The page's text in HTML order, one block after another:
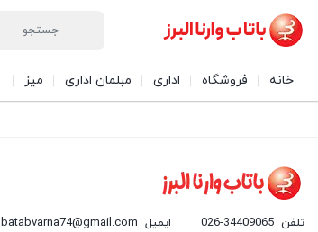
خانه فروشگاه اداری مبلمان اداری میز
تلفن 026-34409065 ایمیل batabvarna74@gmail.com